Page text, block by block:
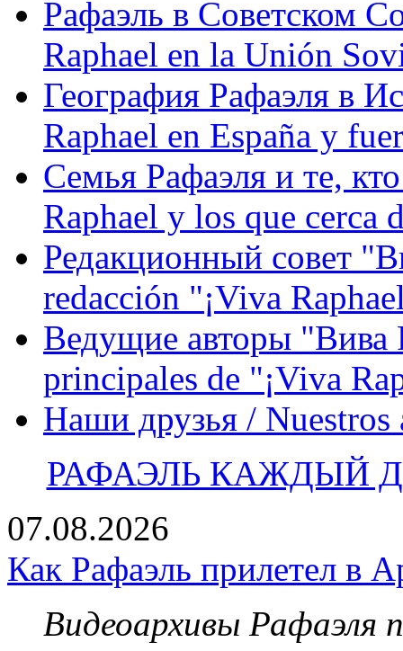
Рафаэль в Советском
Raphael en la Unión
География Рафаэля в
Raphael en España y
Семья Рафаэля и те,
Raphael y los que cerca
Редакционный совет
redacción "¡Viva
Ведущие авторы "Вива
principales de "¡Viva
Наши друзья / Nuestros
РАФАЭЛЬ КАЖДЫЙ
07.08.2026
Как Рафаэль прилетел в
Видеоархивы Рафаэля